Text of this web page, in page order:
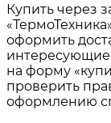
Купить через
оформить
интересующие
на форму
проверить
оформлению